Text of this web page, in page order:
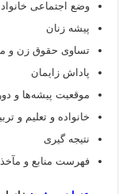
وضع اجتماعی
پیشه زنان
تساوی حقوق زن و
پاداش زایمان
موقعیت پیشه‌ها و
خانواده و تعلیم و
نتیجه گیری
فهرست منابع و مآخذ